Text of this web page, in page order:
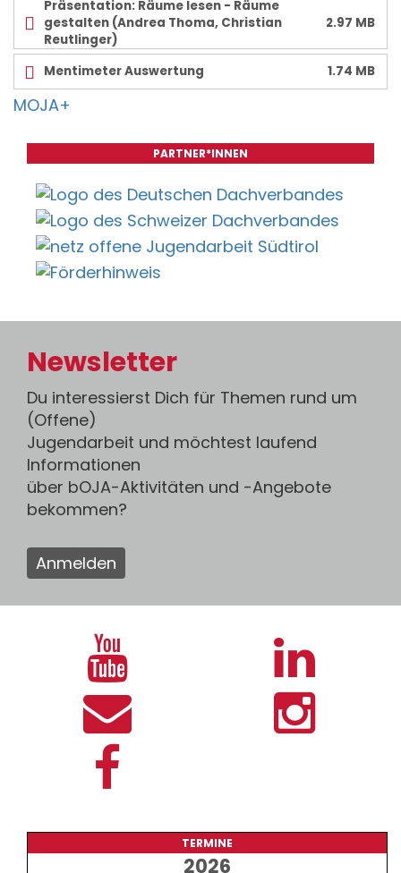
Präsentation: Räume lesen - Räume
gestalten (Andrea Thoma, Christian
Reutlinger)
2.97 MB
Mentimeter Auswertung 1.74 MB
MOJA+
PARTNER*INNEN
Newsletter
Du interessierst Dich für Themen rund um
(Offene)
Jugendarbeit und möchtest laufend
Informationen
über bOJA-Aktivitäten und -Angebote
bekommen?
Anmelden
TERMINE
2026